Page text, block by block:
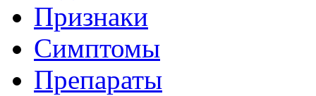
Признаки
Симптомы
Препараты